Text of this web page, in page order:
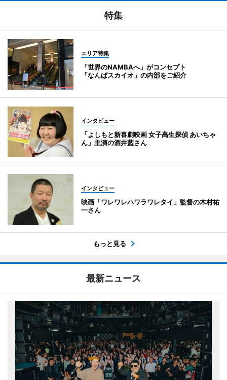
特集
エリア特集
「世界のNAMBAへ」がコンセプト
「なんばスカイオ」の内部をご紹介
インタビュー
「よしもと新喜劇映画 女子高生探偵 あいちゃ
ん」主演の酒井藍さん
インタビュー
映画「ワレワレハワラワレタイ」監督の木村祐
一さん
もっと見る
最新ニュース